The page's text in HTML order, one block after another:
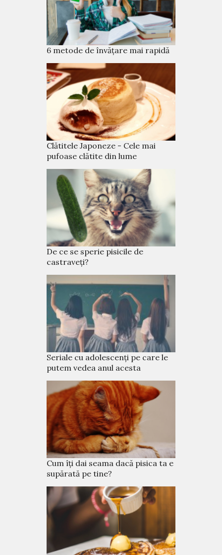
6 metode de învățare mai rapidă
Clătitele Japoneze - Cele mai
pufoase clătite din lume
De ce se sperie pisicile de
castraveți?
Seriale cu adolescenți pe care le
putem vedea anul acesta
Cum îți dai seama dacă pisica ta e
supărată pe tine?